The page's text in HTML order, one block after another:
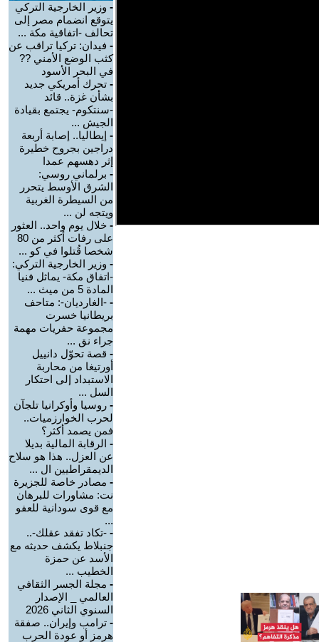
- وزير الخارجية التركي
يتوقع انضمام مصر إلى
تحالف -اتفاقية مكة ...
- فيدان: تركيا تراقب عن
كثب الوضع الأمني ??
في البحر الأسود
- تحرك أمريكي جديد
بشأن غزة.. قائد
-سنتكوم- يجتمع بقيادة
الجيش ...
- إيطاليا.. إصابة أربعة
دراجين بجروح خطيرة
إثر دهسهم عمدا
- برلماني روسي:
الشرق الأوسط يتحرر
من السيطرة الغربية
ويتجه لن ...
- خلال يوم واحد.. العثور
على رفات أكثر من 80
شخصا قُتلوا في كو ...
- وزير الخارجية التركي:
-اتفاق مكة- يماثل فنيا
المادة 5 من ميث ...
- -الغارديان-: متاحف
بريطانيا خسرت
مجموعة حفريات مهمة
جراء نق ...
- قصة تحوّل دانييل
أورتيغا من محاربة
الاستبداد إلى احتكار
السل ...
- روسيا وأوكرانيا تلجآن
لحرب الخوارزميات..
فمن يصمد أكثر؟
- الرقابة المالية بديلا
عن العزل.. هذا هو سلاح
الديمقراطيين ال ...
- مصادر خاصة للجزيرة
نت: مشاورات للبرهان
مع قوى سودانية للعفو
...
- -تكاد تفقد عقلك-..
جنبلاط يكشف حديثه مع
الأسد عن حمزة
الخطيب ...
- مجلة الجسر الثقافي
العالمي _ الإصدار
السنوي الثاني 2026
- ترامب وإيران.. صفقة
هرمز أو عودة الحرب